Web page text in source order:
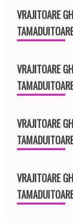
VRAJITOARE
VRAJITOARE
VRAJITOARE
VRAJITOARE